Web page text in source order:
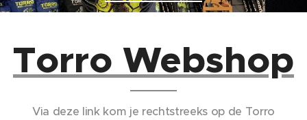
Torro Webshop
Via deze link kom je rechtstreeks op de Torro